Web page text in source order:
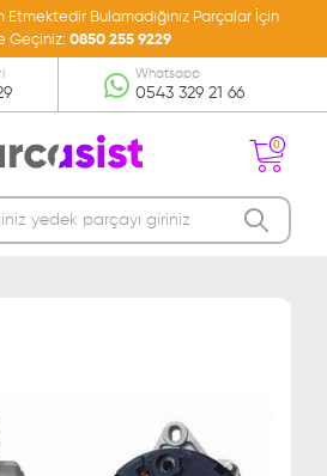
Bulamadığınız Parçalar İçin
Geçiniz: 0850 255 9229
0543 329 21 66
Whatsapp
0
Sepetinizde Ürün